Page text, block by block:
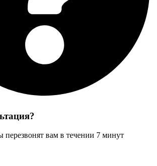
вам в течении 7 минут